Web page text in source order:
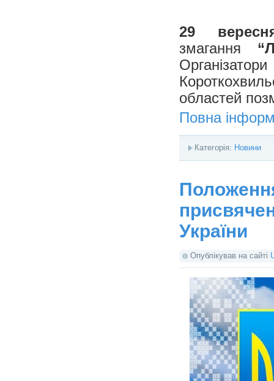
29
змагання
областей
Повна
Категорія: Новини
України
Опублікував на сайті